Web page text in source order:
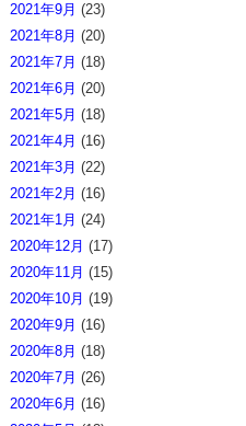
2021年9月 (23)
2021年8月 (20)
2021年7月 (18)
2021年6月 (20)
2021年5月 (18)
2021年4月 (16)
2021年3月 (22)
2021年2月 (16)
2021年1月 (24)
2020年12月 (17)
2020年11月 (15)
2020年10月 (19)
2020年9月 (16)
2020年8月 (18)
2020年7月 (26)
2020年6月 (16)